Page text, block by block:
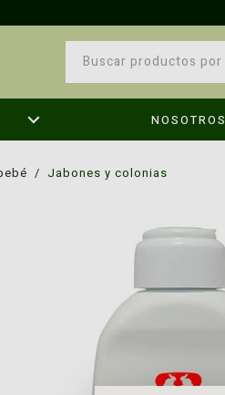
NOSOTROS
/ jabones y colonias